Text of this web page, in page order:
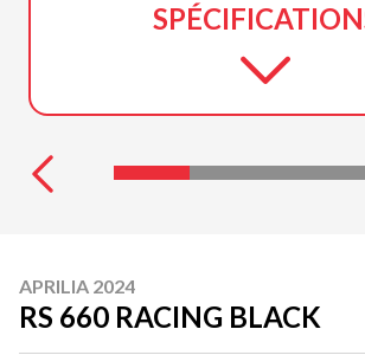
APRILIA 2024
RS 660 RACING BLACK